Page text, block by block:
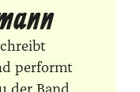
performt